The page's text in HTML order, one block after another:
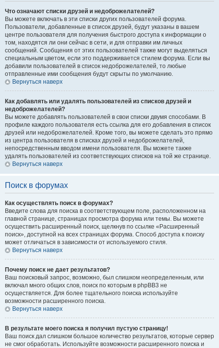
Что означают списки друзей и недоброжелателей?
Вы можете включать в эти списки других пользователей форума.
Пользователи, добавленные в список друзей, будут указаны в вашем
центре пользователя для получения быстрого доступа к информации о
том, находятся ли они сейчас в сети, и для отправки им личных
сообщений. Сообщения от этих пользователей также могут выделяться
специальным цветом, если это поддерживается стилем форума. Если вы
добавили пользователей в список недоброжелателей, то любые
отправленные ими сообщения будут скрыты по умолчанию.
Вернуться наверх
Как добавлять или удалять пользователей из списков друзей и
недоброжелателей?
Вы можете добавлять пользователей в свои списки двумя способами. В
профиле каждого пользователя есть ссылка для его добавления в список
друзей или недоброжелателей. Кроме того, вы можете сделать это прямо
из центра пользователя в списках друзей и недоброжелателей,
непосредственным вводом имени пользователя. Вы можете также
удалять пользователей из соответствующих списков на той же странице.
Вернуться наверх
Поиск в форумах
Как осуществлять поиск в форумах?
Введите слова для поиска в соответствующем поле, расположенном на
главной странице, страницах просмотра форума или темы. Вы можете
осуществить расширенный поиск, щелкнув по ссылке «Расширенный
поиск», доступной на всех страницах форума. Способ доступа к поиску
может отличаться в зависимости от используемого стиля.
Вернуться наверх
Почему поиск не дает результатов?
Ваш поисковый запрос, возможно, был слишком неопределенным, или
включал много общих слов, поиск по которым в phpBB3 не
осуществляется. Для более тщательного поиска используйте
возможности расширенного поиска.
Вернуться наверх
В результате моего поиска я получил пустую страницу!
Ваш поиск дал слишком большое количество результатов, которые сервер
не смог обработать. Используйте возможности расширенного поиска и